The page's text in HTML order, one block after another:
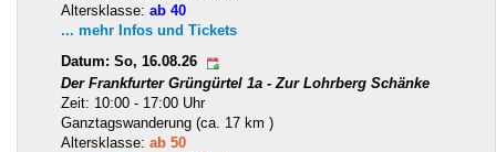
Altersklasse: ab 40
... mehr Infos und Tickets
Datum: So, 16.08.26
Der Frankfurter Grüngürtel 1a - Zur Lohrberg Schänke
Zeit: 10:00 - 17:00 Uhr
Ganztagswanderung (ca. 17 km )
Altersklasse: ab 50